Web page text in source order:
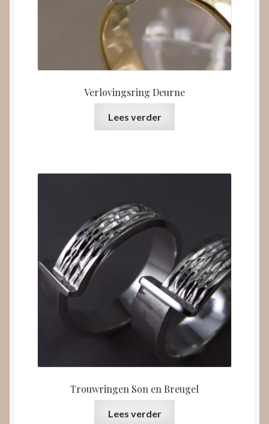
Verlovingsring Deurne
Lees verder
Trouwringen Son en Breugel
Lees verder